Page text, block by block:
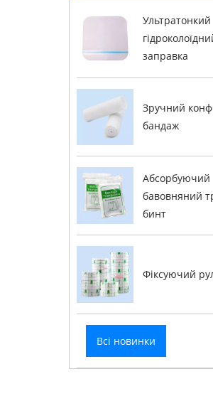
Ультратонкий
заправка
Зручний
бандаж
Абсорбуючий
бавовняний
бинт
Фіксуючий
Всі новинки